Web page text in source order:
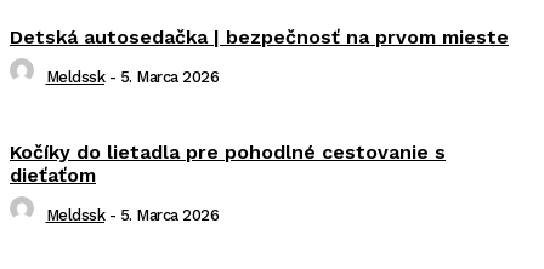
Detská autosedačka | bezpečnosť na prvom mieste
Meldssk - 5. Marca 2026
Kočíky do lietadla pre pohodlné cestovanie s
dieťaťom
Meldssk - 5. Marca 2026